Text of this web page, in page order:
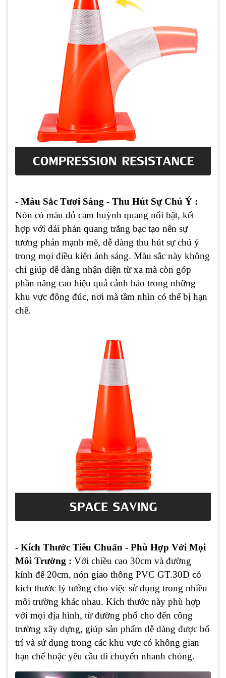
- Màu Sắc Tươi Sáng - Thu Hút Sự Chú Ý :
Nón có màu đỏ cam huỳnh quang nổi bật, kết
hợp với dải phản quang trắng bạc tạo nên sự
tương phản mạnh mẽ, dễ dàng thu hút sự chú ý
trong mọi điều kiện ánh sáng. Màu sắc này không
chỉ giúp dễ dàng nhận diện từ xa mà còn góp
phần nâng cao hiệu quả cảnh báo trong những
khu vực đông đúc, nơi mà tầm nhìn có thể bị hạn
chế.
- Kích Thước Tiêu Chuẩn - Phù Hợp Với Mọi
Môi Trường : Với chiều cao 30cm và đường
kính đế 20cm, nón giao thông PVC GT.30D có
kích thước lý tưởng cho việc sử dụng trong nhiều
môi trường khác nhau. Kích thước này phù hợp
với mọi địa hình, từ đường phố cho đến công
trường xây dựng, giúp sản phẩm dễ dàng được bố
trí và sử dụng trong các khu vực có không gian
hạn chế hoặc yêu cầu di chuyển nhanh chóng.